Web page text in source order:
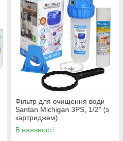
Фільтр для очищення води
Santan Michigan 3PS, 1/2" (з
картриджем)
В наявності